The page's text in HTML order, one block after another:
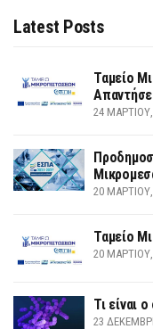
Latest Posts
Ταμείο
24
20
Ταμείο
20
Τι είναι
23